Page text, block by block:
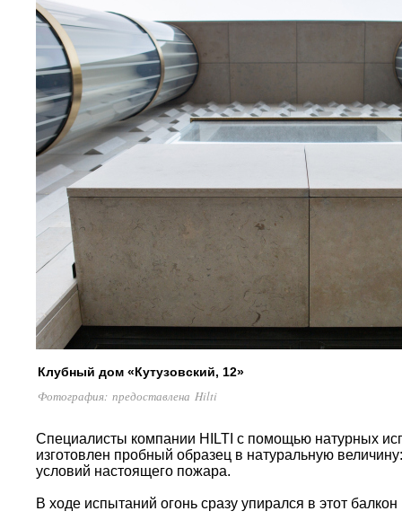
Клубный дом «Кутузовский, 12»
Фотография: предоставлена Hilti
Специалисты компании HILTI с помощью натурных
изготовлен пробный образец в натуральную
условий настоящего пожара.
В ходе испытаний огонь сразу упирался в этот